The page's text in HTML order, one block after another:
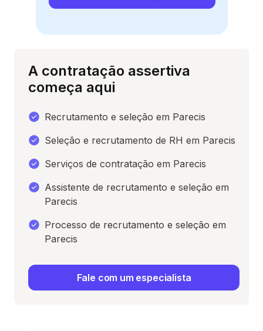
A contratação assertiva
começa aqui
Recrutamento e seleção em Parecis
Seleção e recrutamento de RH em Parecis
Serviços de contratação em Parecis
Assistente de recrutamento e seleção em
Parecis
Processo de recrutamento e seleção em
Parecis
Fale com um especialista